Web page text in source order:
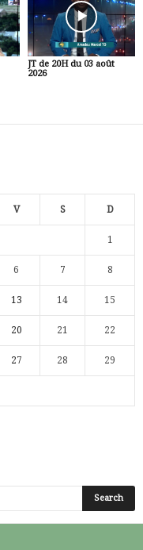
JT de 20H du 03 août
2026
V S D
1
6 7 8
13 14 15
20 21 22
27 28 29